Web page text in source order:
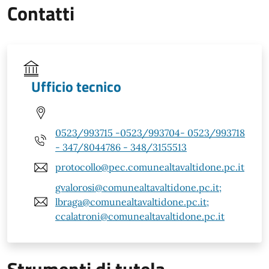
Contatti
Ufficio tecnico
0523/993715 -0523/993704- 0523/993718
- 347/8044786 - 348/3155513
protocollo@pec.comunealtavaltidone.pc.it
gvalorosi@comunealtavaltidone.pc.it;
lbraga@comunealtavaltidone.pc.it;
ccalatroni@comunealtavaltidone.pc.it